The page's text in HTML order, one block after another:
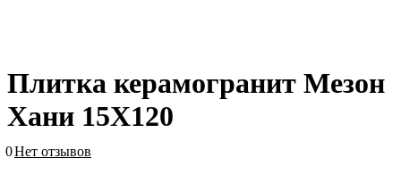
Плитка керамогранит Мезон
Хани 15X120
0Нет отзывов